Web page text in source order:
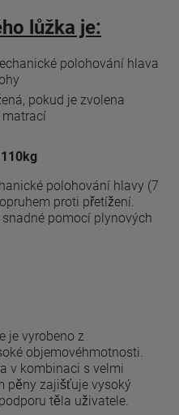
lůžka je:
polohování hlava
pokud je zvolena
polohování hlavy (7
proti přetížení.
pomocí plynových
je vyrobeno z
objemovéhmotnosti.
v kombinaci s velmi
pěny zajišťuje vysoký
těla uživatele.